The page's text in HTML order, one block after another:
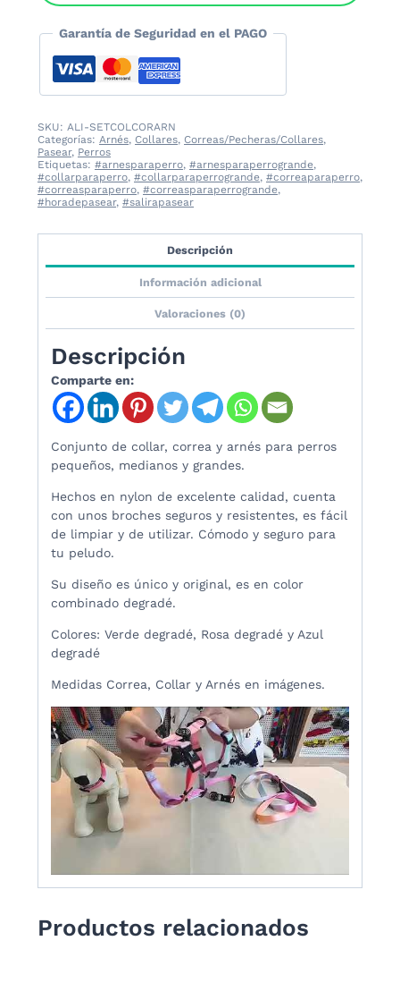
Garantía de Seguridad en el PAGO
SKU: ALI-SETCOLCORARN
Categorías: Arnés, Collares, Correas/Pecheras/Collares,
Pasear, Perros
Etiquetas: #arnesparaperro, #arnesparaperrogrande,
#collarparaperro, #collarparaperrogrande, #correaparaperro,
#correasparaperro, #correasparaperrogrande,
#horadepasear, #salirapasear
Descripción
Información adicional
Valoraciones (0)
Descripción
Comparte en:
Conjunto de collar, correa y arnés para perros
pequeños, medianos y grandes.
Hechos en nylon de excelente calidad, cuenta
con unos broches seguros y resistentes, es fácil
de limpiar y de utilizar. Cómodo y seguro para
tu peludo.
Su diseño es único y original, es en color
combinado degradé.
Colores: Verde degradé, Rosa degradé y Azul
degradé
Medidas Correa, Collar y Arnés en imágenes.
Productos relacionados